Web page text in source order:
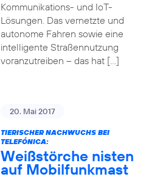
Kommunikations- und IoT-
Lösungen. Das vernetzte und
autonome Fahren sowie eine
intelligente Straßennutzung
voranzutreiben – das hat […]
20. Mai 2017
TIERISCHER NACHWUCHS BEI
TELEFÓNICA:
Weißstörche nisten
auf Mobilfunkmast